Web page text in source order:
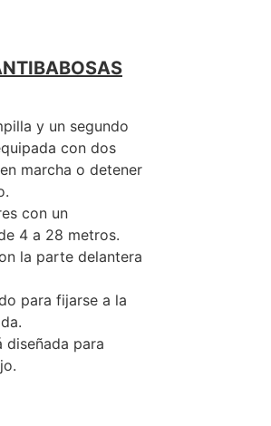
y un segundo
con dos
marcha o detener
con un
4 a 28 metros.
la parte delantera
para fijarse a la
diseñada para